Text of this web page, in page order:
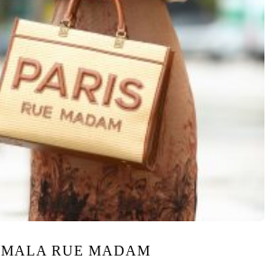
MALA RUE MADAM